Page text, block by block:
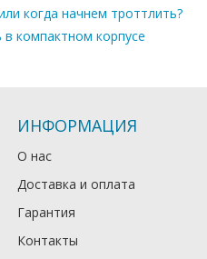
когда начнем троттлить?
компактном корпусе
ИНФОРМАЦИЯ
О нас
Доставка и оплата
Гарантия
Контакты